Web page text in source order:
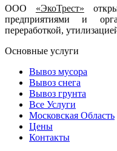
ООО «ЭкоТрест»
предприятиями и
переработкой,
Основные услуги
Вывоз мусора
Вывоз снега
Вывоз грунта
Все Услуги
Московская Область
Цены
Контакты